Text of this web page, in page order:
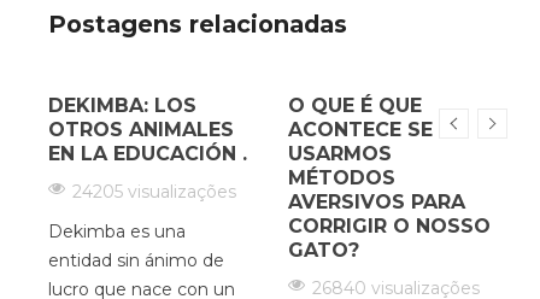
Postagens relacionadas
DEKIMBA: LOS
OTROS ANIMALES
EN LA EDUCACIÓN .
24205 visualizações
Dekimba es una
entidad sin ánimo de
lucro que nace con un
O QUE É QUE
ACONTECE SE
USARMOS
MÉTODOS
AVERSIVOS PARA
CORRIGIR O NOSSO
GATO?
26840 visualizações